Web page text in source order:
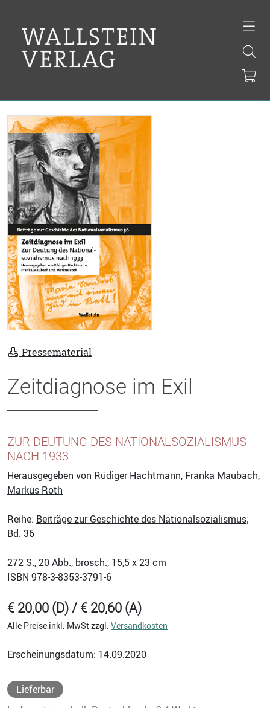
Pressematerial
Zeitdiagnose im Exil
ZUR DEUTUNG DES NATIONALSOZIALISMUS
NACH 1933
Herausgegeben von Rüdiger Hachtmann, Franka Maubach,
Markus Roth
Reihe: Beiträge zur Geschichte des Nationalsozialismus;
Bd. 36
272 S., 20 Abb., brosch., 15,5 x 23 cm
ISBN 978-3-8353-3791-6
€ 20,00 (D) / € 20,60 (A)
Alle Preise inkl. MwSt zzgl. Versandkosten
Erscheinungsdatum: 14.09.2020
Lieferbar